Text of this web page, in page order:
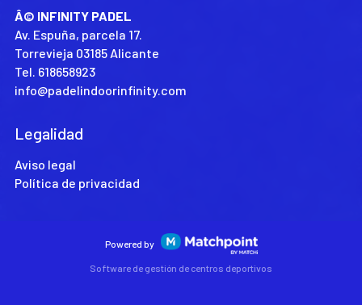
Â© INFINITY PADEL
Av. Espuña, parcela 17.
Torrevieja 03185 Alicante
Tel. 618658923
info@padelindoorinfinity.com
Legalidad
Aviso legal
Política de privacidad
Powered by
Software de gestión de centros deportivos